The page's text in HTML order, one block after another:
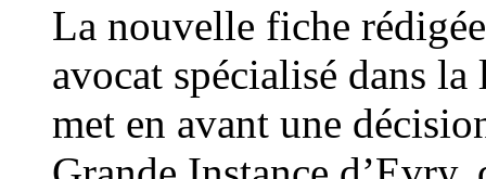
La nouvelle fiche
avocat spécialisé dans
met en avant une